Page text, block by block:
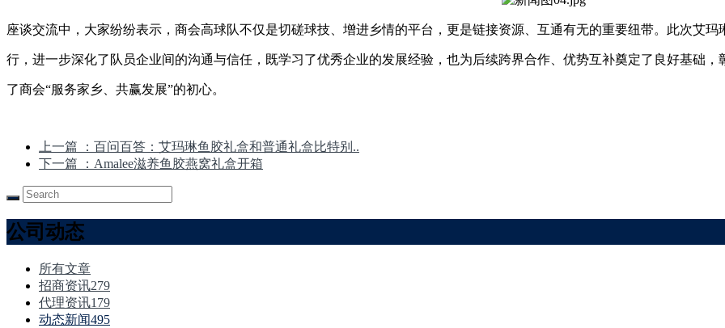
座谈交流中，大家纷纷表示，商会高球队不仅是切磋球技、增进乡情的平台，更是链接资源、互通有无的重要纽带。此次艾玛
行，进一步深化了队员企业间的沟通与信任，既学习了优秀企业的发展经验，也为后续跨界合作、优势互补奠定了良好基础，
了商会“服务家乡、共赢发展”的初心。
上一篇
：百问百答：艾玛琳鱼胶礼盒和普通礼盒比特别..
下一篇
：Amalee滋养鱼胶燕窝礼盒开箱
公司动态
所有文章
招商资讯279
代理资讯179
动态新闻495